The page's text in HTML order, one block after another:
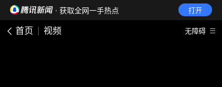
· 获取全网一手热点 打开
首页 视频 无障碍